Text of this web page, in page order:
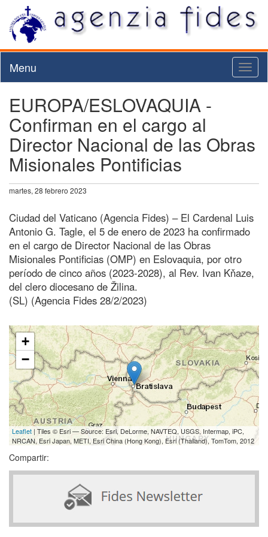
Menu
EUROPA/ESLOVAQUIA -
Confirman en el cargo al
Director Nacional de las Obras
Misionales Pontificias
martes, 28 febrero 2023
Ciudad del Vaticano (Agencia Fides) – El Cardenal Luis
Antonio G. Tagle, el 5 de enero de 2023 ha confirmado
en el cargo de Director Nacional de las Obras
Misionales Pontificias (OMP) en Eslovaquia, por otro
período de cinco años (2023-2028), al Rev. Ivan Kňaze,
del clero diocesano de Žilina.
(SL) (Agencia Fides 28/2/2023)
+
−
Leaflet | Tiles © Esri — Source: Esri, DeLorme, NAVTEQ, USGS, Intermap, iPC,
NRCAN, Esri Japan, METI, Esri China (Hong Kong), Esri (Thailand), TomTom, 2012
Compartir: